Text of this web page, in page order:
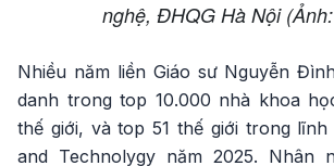
nghệ, ĐHQG Hà Nội
Nhiều năm liền Giáo sư Nguyễn
danh trong top 10.000 nhà khoa
thế giới, và top 51 thế giới trong lĩnh
and Technolygy năm 2025. Nhân